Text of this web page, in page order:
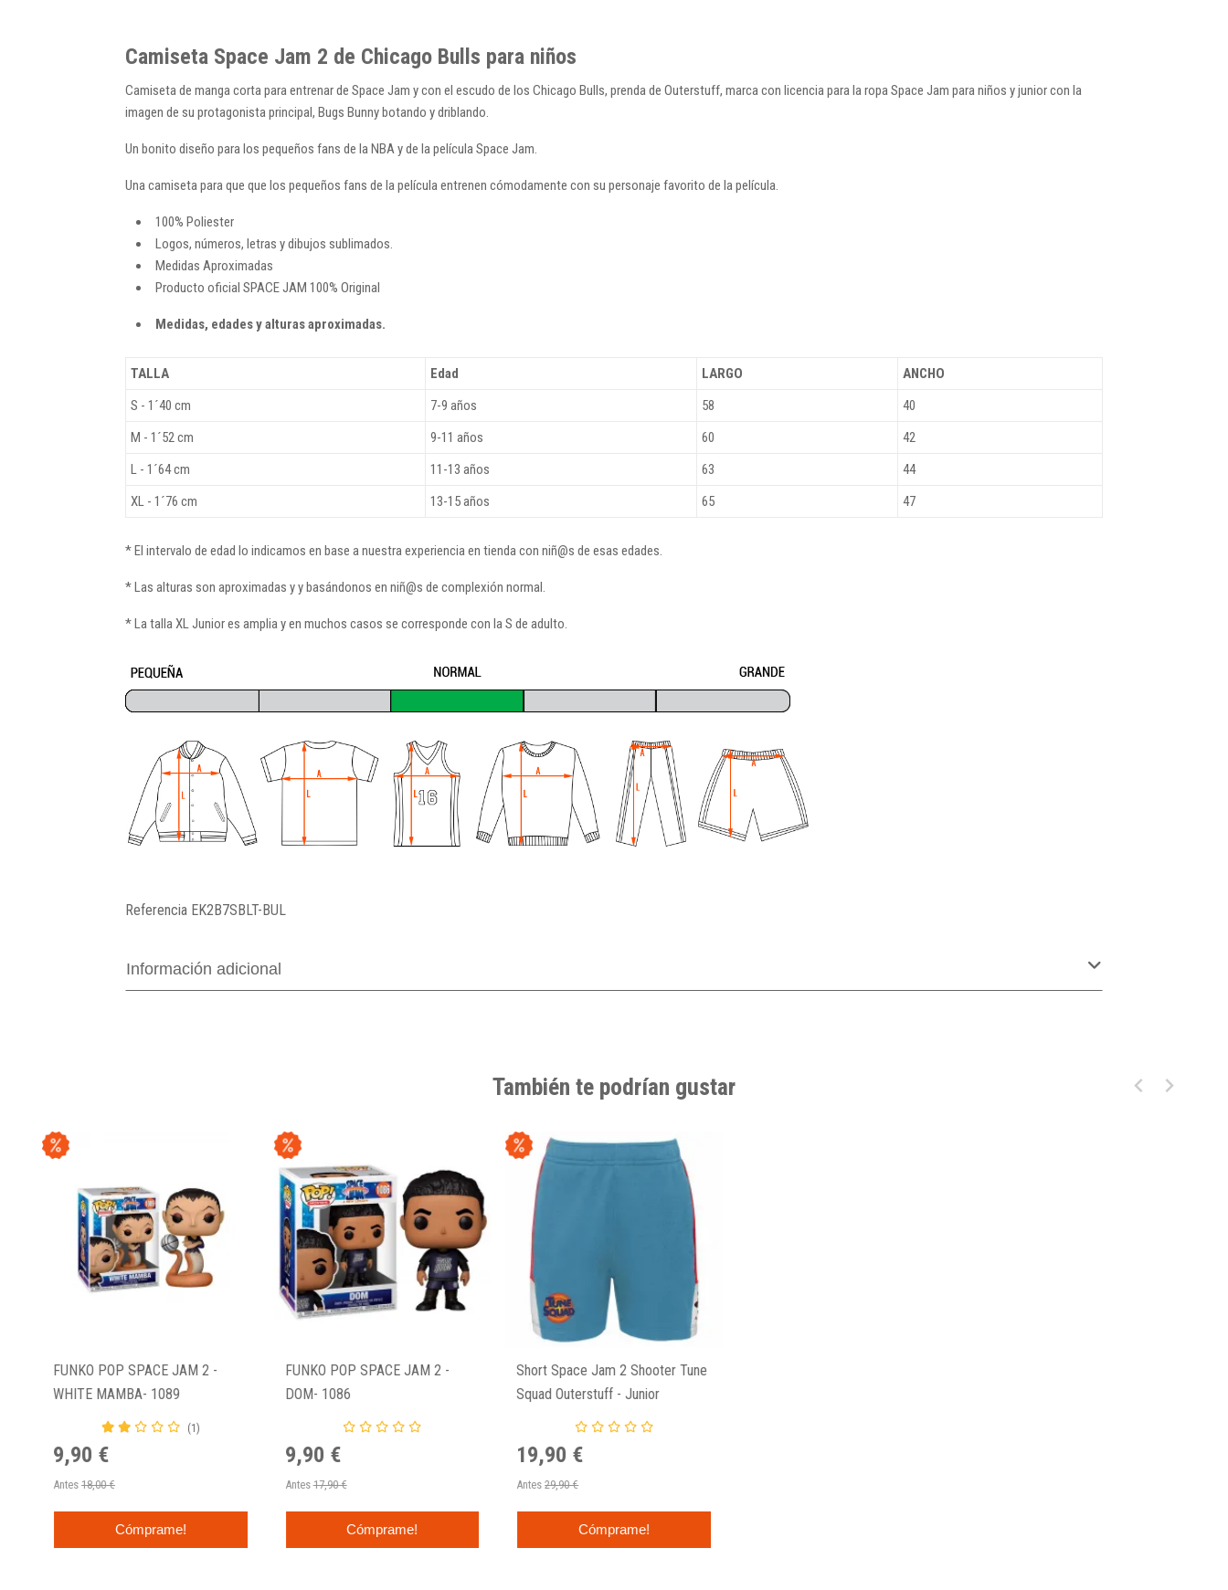
Camiseta Space Jam 2 de Chicago Bulls para niños
Camiseta de manga corta para entrenar de Space Jam y con el escudo de los Chicago Bulls, prenda de Outerstuff, marca con licencia para la ropa Space Jam para niños y junior con la
imagen de su protagonista principal, Bugs Bunny botando y driblando.
Un bonito diseño para los pequeños fans de la NBA y de la película Space Jam.
Una camiseta para que que los pequeños fans de la película entrenen cómodamente con su personaje favorito de la película.
100% Poliester
Logos, números, letras y dibujos sublimados.
Medidas Aproximadas
Producto oficial SPACE JAM 100% Original
Medidas, edades y alturas aproximadas.
TALLA Edad LARGO
ANCHO
S - 1´40 cm
7-9 años 58
40
M - 1´52 cm
9-11 años 60
42
L - 1´64 cm
11-13 años 63
44
XL - 1´76 cm
13-15 años 65 47
* El intervalo de edad lo indicamos en base a nuestra experiencia en tienda con niñ@s de esas edades.
* Las alturas son aproximadas y y basándonos en niñ@s de complexión normal.
* La talla XL Junior es amplia y en muchos casos se corresponde con la S de adulto.
Referencia EK2B7SBLT-BUL
Información adicional
También te podrían gustar
FUNKO POP SPACE JAM 2 -
WHITE MAMBA- 1089
(1)
9,90 €
Antes 18,00 €
Cómprame!
FUNKO POP SPACE JAM 2 -
DOM- 1086
9,90 €
Antes 17,90 €
Cómprame!
Short Space Jam 2 Shooter Tune
Squad Outerstuff - Junior
19,90 €
Antes 29,90 €
Cómprame!